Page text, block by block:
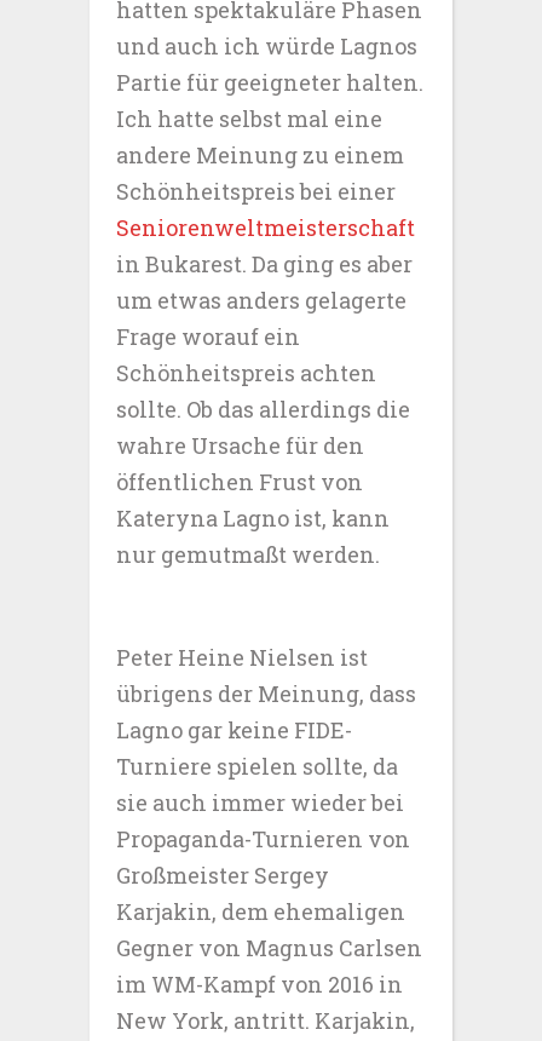
hatten spektakuläre Phasen
und auch ich würde Lagnos
Partie für geeigneter halten.
Ich hatte selbst mal eine
andere Meinung zu einem
Schönheitspreis bei einer
Seniorenweltmeisterschaft
in Bukarest. Da ging es aber
um etwas anders gelagerte
Frage worauf ein
Schönheitspreis achten
sollte. Ob das allerdings die
wahre Ursache für den
öffentlichen Frust von
Kateryna Lagno ist, kann
nur gemutmaßt werden.
Peter Heine Nielsen ist
übrigens der Meinung, dass
Lagno gar keine FIDE-
Turniere spielen sollte, da
sie auch immer wieder bei
Propaganda-Turnieren von
Großmeister Sergey
Karjakin, dem ehemaligen
Gegner von Magnus Carlsen
im WM-Kampf von 2016 in
New York, antritt. Karjakin,